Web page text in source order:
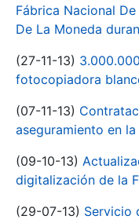
Fábrica Nacional
De La Moneda
(27-11-13)
fotocopiadora
(07-11-13)
aseguramiento en la
(09-10-13)
digitalización de la
(29-07-13) Servicio